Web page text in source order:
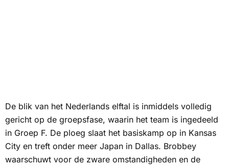
De blik van het Nederlands elftal is inmiddels volledig
gericht op de groepsfase, waarin het team is ingedeeld
in Groep F. De ploeg slaat het basiskamp op in Kansas
City en treft onder meer Japan in Dallas. Brobbey
waarschuwt voor de zware omstandigheden en de